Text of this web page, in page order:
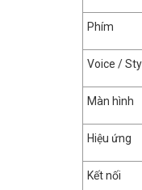
Phím
Voice /
Màn hình
Hiệu ứng
Kết nối